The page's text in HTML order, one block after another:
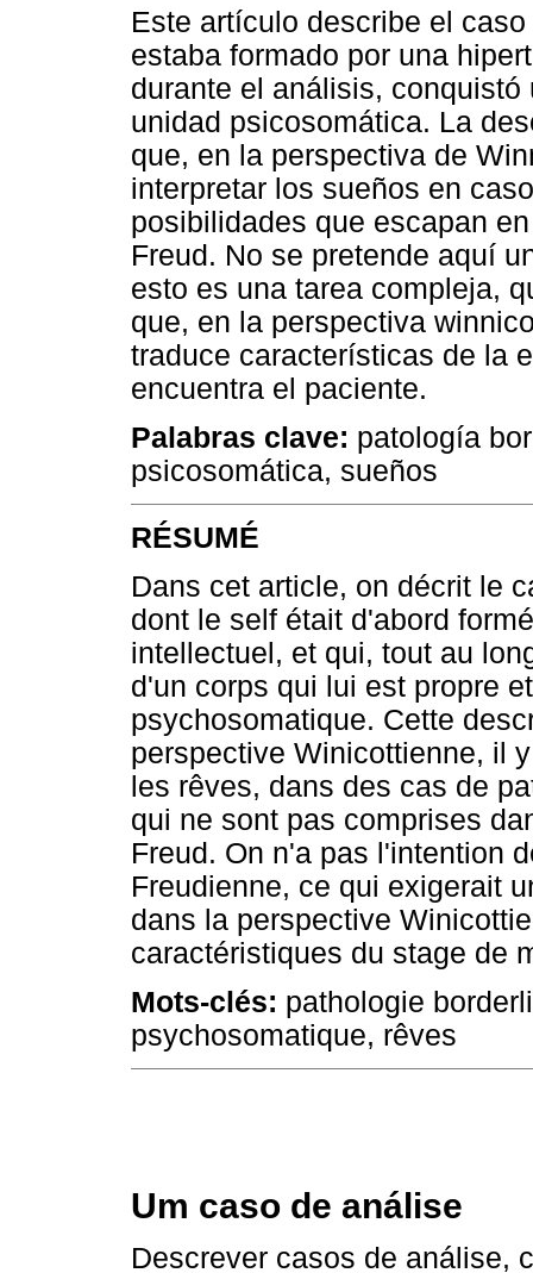
Este artículo describe el
estaba formado por una
durante el análisis,
unidad psicosomática. La
que, en la perspectiva de
interpretar los sueños en
posibilidades que escapan
Freud. No se pretende aquí
esto es una tarea compleja,
que, en la perspectiva
traduce características de la
encuentra el paciente.
Palabras clave: patología
psicosomática, sueños
RÉSUMÉ
Dans cet article, on décrit le
dont le self était d'abord
intellectuel, et qui, tout au
d'un corps qui lui est propre
psychosomatique. Cette
perspective Winicottienne, il
les rêves, dans des cas de
qui ne sont pas comprises
Freud. On n'a pas l'intention
Freudienne, ce qui exigerait
dans la perspective
caractéristiques du stage de
Mots-clés: pathologie
psychosomatique, rêves
Um caso de análise
Descrever casos de análise,